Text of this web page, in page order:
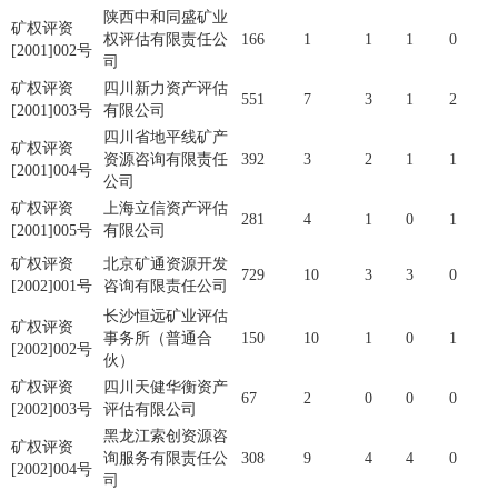
矿权评资
[2001]002号
陕西中和同盛矿业
权评估有限责任公
司
166 1 1 1 0
矿权评资
[2001]003号
四川新力资产评估
有限公司
551 7 3 1 2
矿权评资
[2001]004号
四川省地平线矿产
资源咨询有限责任
公司
392 3 2 1 1
矿权评资
[2001]005号
上海立信资产评估
有限公司
281 4 1 0 1
矿权评资
[2002]001号
北京矿通资源开发
咨询有限责任公司
729 10 3 3 0
矿权评资
[2002]002号
长沙恒远矿业评估
事务所（普通合
伙）
150 10 1 0 1
矿权评资
[2002]003号
四川天健华衡资产
评估有限公司
67 2 0 0 0
矿权评资
[2002]004号
黑龙江索创资源咨
询服务有限责任公
司
308 9 4 4 0